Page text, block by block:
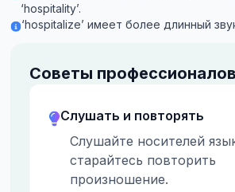
‘hospitality’.
‘hospitalize’ имеет более длинный
Советы профессионалов
Слушать и повторять
Слушайте носителей
старайтесь повторить
произношение.